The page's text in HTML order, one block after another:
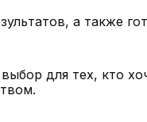
а также
для тех, кто